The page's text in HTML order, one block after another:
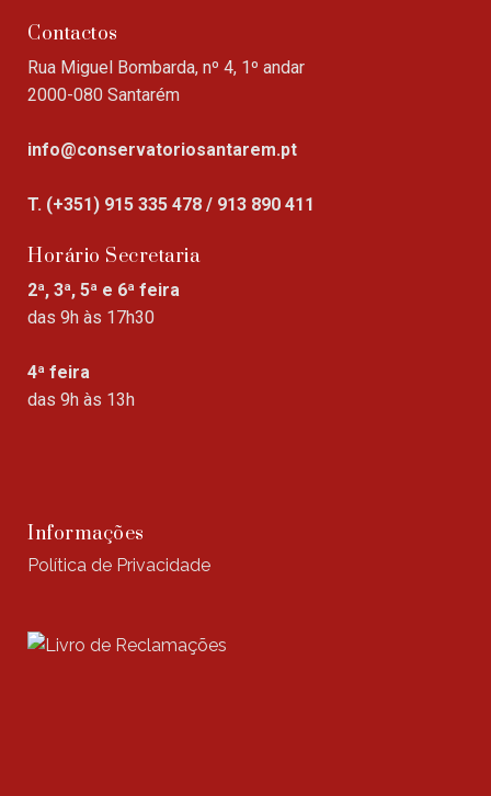
Contactos
Rua Miguel Bombarda, nº 4, 1º andar
2000-080 Santarém
info@conservatoriosantarem.pt
T. (+351) 915 335 478 / 913 890 411
Horário Secretaria
2ª, 3ª, 5ª e 6ª feira
das 9h às 17h30
4ª feira
das 9h às 13h
Informações
Política de Privacidade